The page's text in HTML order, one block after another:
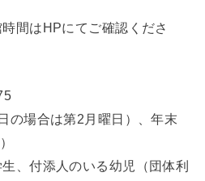
す。
にてご確認くださ
の場合は第2月曜日）、年末
、付添人のいる幼児（団体利